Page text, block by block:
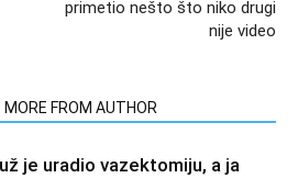
primetio nešto što niko drugi
nije video
MORE FROM AUTHOR
je uradio vazektomiju, a ja